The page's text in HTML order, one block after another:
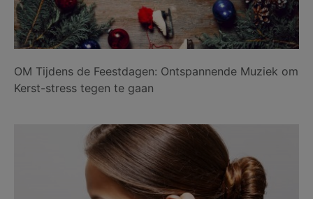
OM Tijdens de Feestdagen: Ontspannende Muziek om
Kerst-stress tegen te gaan